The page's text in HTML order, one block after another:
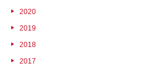
2020
2019
2018
2017